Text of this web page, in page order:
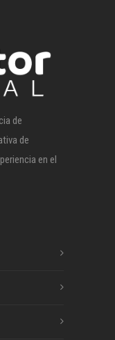
de
de
en el